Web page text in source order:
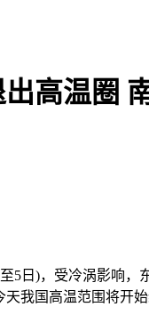
高温圈
)，受冷涡影响，
我国高温范围将开